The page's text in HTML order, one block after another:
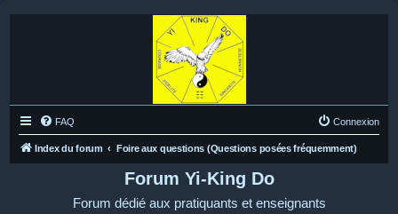
FAQ Connexion
Index du forum Foire aux questions (Questions posées fréquemment)
Forum Yi-King Do
Forum dédié aux pratiquants et enseignants